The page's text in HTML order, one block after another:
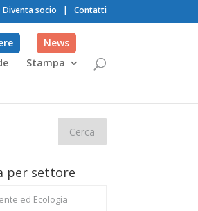
Diventa socio | Contatti
Stampa
News
per settore
ed Ecologia